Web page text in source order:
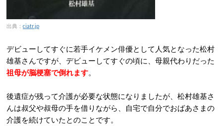
出典： ciatr.jp
デビューしてすぐに若手イケメン俳優として人気となった松村
雄基さんですが、デビューしてすぐの頃に、母親代わりだった
祖母が脳梗塞で倒れます
後遺症が残って介護が必要な状態になりましたが、松村雄基さ
んは叔父や叔母の手を借りながら、自宅で自分でおばあさまの
介護を続けていたとのことです。